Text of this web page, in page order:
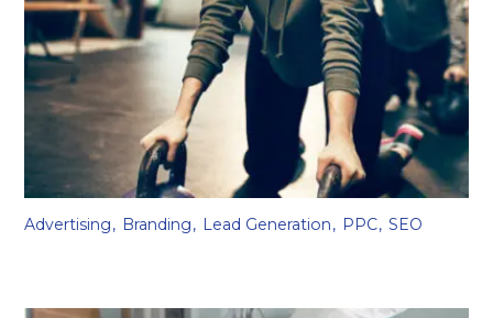
Advertising Branding Lead Generation PPC SEO